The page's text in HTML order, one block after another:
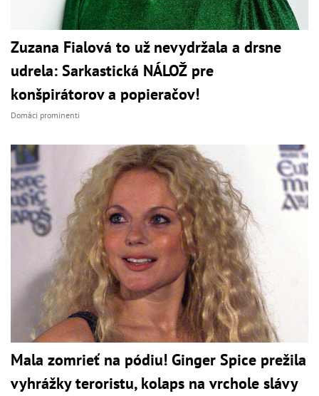
Zuzana Fialová to už nevydržala a drsne
udrela: Sarkastická NÁLOŽ pre
konšpirátorov a popieračov!
Domáci prominenti
Mala zomrieť na pódiu! Ginger Spice prežila
vyhrážky teroristu, kolaps na vrchole slávy